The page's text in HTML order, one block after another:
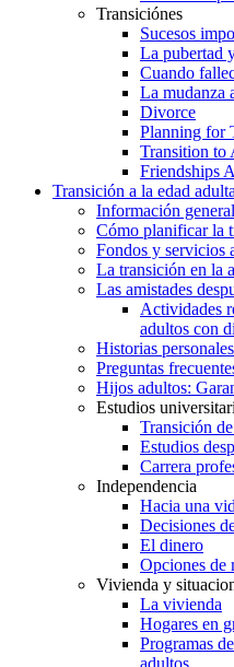
Transiciónes
Sucesos
La pubertad
Cuando
La mudanza
Divorce
Planning for
Transition to
Friendships
Transición a la edad adulta
Información general
Cómo planificar la
Fondos y servicios
La transición en la
Las amistades
Actividades
adultos con
Historias personales
Preguntas
Hijos adultos:
Estudios
Transición
Estudios
Carrera
Independencia
Hacia una
Decisiones
El dinero
Opciones de
Vivienda y
La vivienda
Hogares en
Programas
adultos